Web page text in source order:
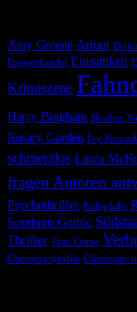
Amy Greene Armut
Drogenhandel Einsamkeit
Krimiszene
Harry Bingham Heather
Rosary Garden Ivy
schmerzlos Laura
fragen Autoren
Psychothriller Pädophilie
Southern Gothic
Thriller True Crime
Übersetzerprofile Übersetzer